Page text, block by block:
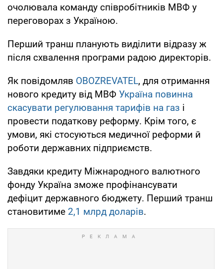
очолювала команду співробітників МВФ у
переговорах з Україною.
Перший транш планують виділити відразу ж
після схвалення програми радою директорів.
Як повідомляв OBOZREVATEL, для отримання
нового кредиту від МВФ Україна повинна
скасувати регулювання тарифів на газ і
провести податкову реформу. Крім того, є
умови, які стосуються медичної реформи й
роботи державних підприємств.
Завдяки кредиту Міжнародного валютного
фонду Україна зможе профінансувати
дефіцит державного бюджету. Перший транш
становитиме 2,1 млрд доларів.